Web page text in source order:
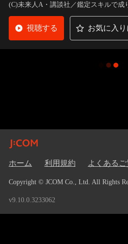
(C)未来人A・講談社／鑑定スキルで成
視聴する お気に入
ホーム 利用規約 よくあるご
Copyright © JCOM Co., Ltd. All Rights
v9.10.0.3233062